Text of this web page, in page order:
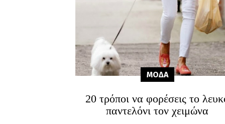
ΜΟΔΑ
20 τρόποι να φορέσεις το
παντελόνι τον χειμώνα